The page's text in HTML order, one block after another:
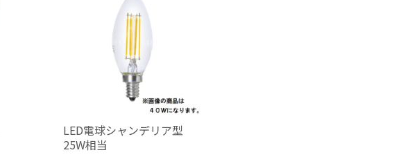
LED電球シャンデリア型
25W相当